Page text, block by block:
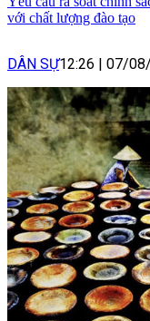
với chất lượng đào tạo
DÂN SỰ12:26 | 07/